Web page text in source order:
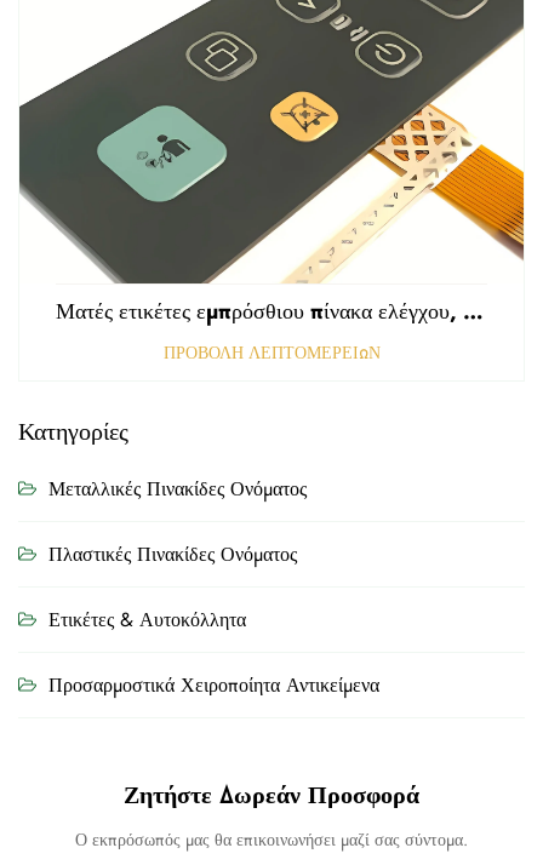
Ματές ετικέτες εμπρόσθιου πίνακα ελέγχου, τρυπημένες με αμαυρωμένη επιφάνεια, πάχους 0,25 mm, ετικέτες από πολυκαρβονικό ή PVC
ΠΡΟΒΟΛΗ ΛΕΠΤΟΜΕΡΕΙΩΝ
Κατηγορίες
Μεταλλικές Πινακίδες Ονόματος
Πλαστικές Πινακίδες Ονόματος
Ετικέτες & Αυτοκόλλητα
Προσαρμοστικά Χειροποίητα Αντικείμενα
Ζητήστε Δωρεάν Προσφορά
Ο εκπρόσωπός μας θα επικοινωνήσει μαζί σας σύντομα.